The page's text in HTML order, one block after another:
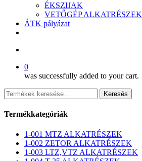
ÉKSZIJAK
VETŐGÉP ALKATRÉSZEK
ÁTK pályázat
0
was successfully added to your cart.
Keresés
a
következőre:
Keresés
Termékkategóriák
1-001 MTZ ALKATRÉSZEK
1-002 ZETOR ALKATRÉSZEK
1-003 LTZ,VTZ ALKATRÉSZEK